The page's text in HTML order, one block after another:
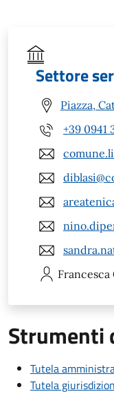
Settore
Piazza,
+39 0941
Francesca
Strumenti
Tutela
Tutela